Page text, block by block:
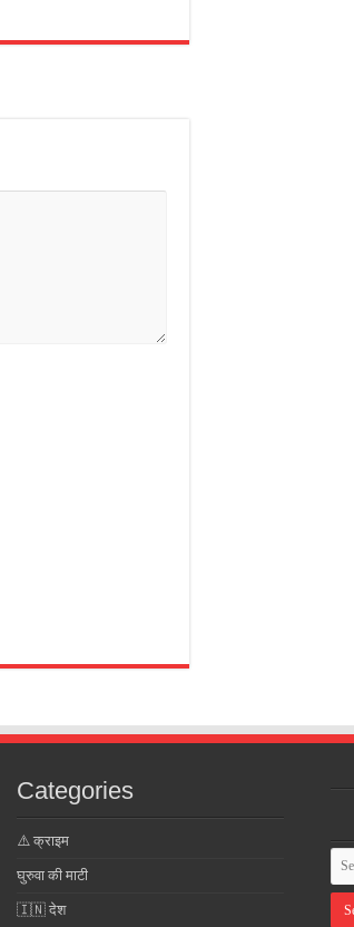
Categories
⚠️ क्राइम
घुरुवा की माटी
🇮🇳 देश